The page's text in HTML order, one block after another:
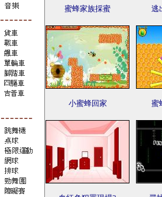
蜜蜂家族採蜜 逃
小蜜蜂回家 蜜